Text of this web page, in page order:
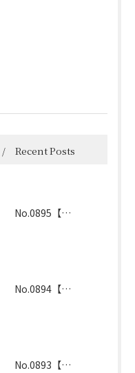
Recent Posts
No.0895【京都】2026年6月1日 入札結果
No.0894【兵庫】2026年3月19日 入札結果
No.0893【兵庫】2026年3月25日 入札結果